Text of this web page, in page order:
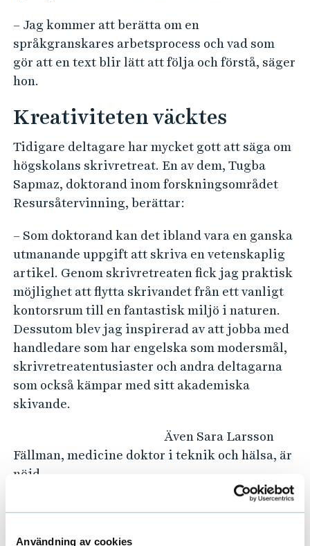
Användning av cookies
– Jag kommer att berätta om en
språkgranskares arbetsprocess och vad som
gör att en text blir lätt att följa och förstå, säger
hon.
Kreativiteten väcktes
Tidigare deltagare har mycket gott att säga om
högskolans skrivretreat. En av dem, Tugba
Sapmaz, doktorand inom forskningsområdet
Resursåtervinning, berättar:
– Som doktorand kan det ibland vara en ganska
utmanande uppgift att skriva en vetenskaplig
artikel. Genom skrivretreaten fick jag praktisk
möjlighet att flytta skrivandet från ett vanligt
kontorsrum till en fantastisk miljö i naturen.
Dessutom blev jag inspirerad av att jobba med
handledare som har engelska som modersmål,
skrivretreatentusiaster och andra deltagarna
som också kämpar med sitt akademiska
skivande.
Även Sara Larsson
Fällman, medicine doktor i teknik och hälsa, är
nöjd.
– Skrivretreaten var värdefull för mig ur flera